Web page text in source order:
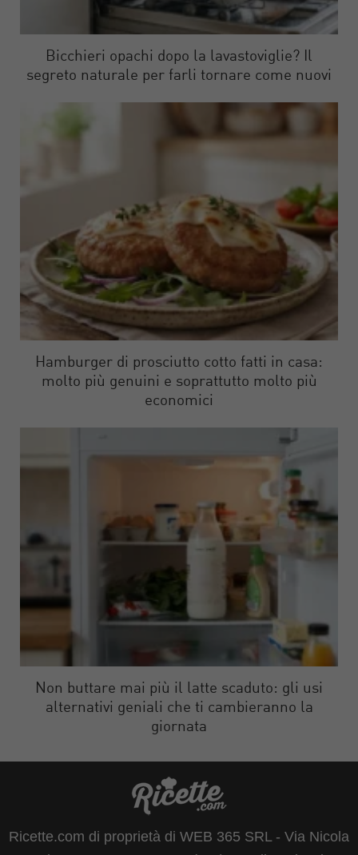
Bicchieri opachi dopo la lavastoviglie? Il
segreto naturale per farli tornare come nuovi
Hamburger di prosciutto cotto fatti in casa:
molto più genuini e soprattutto molto più
economici
Non buttare mai più il latte scaduto: gli usi
alternativi geniali che ti cambieranno la
giornata
Ricette.com di proprietà di WEB 365 SRL - Via Nicola